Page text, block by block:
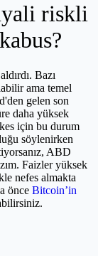
riskli
Bazı
ama temel
gelen son
daha yüksek
için bu durum
söylenirken
ABD
Faizler yüksek
nefes almakta
önce Bitcoin’in